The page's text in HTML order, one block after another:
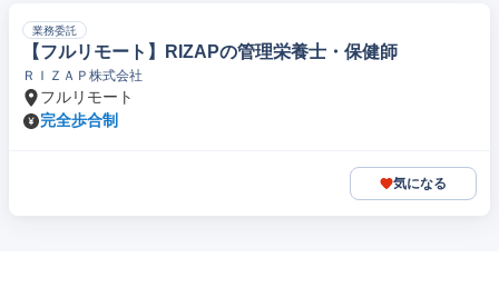
業務委託
【フルリモート】RIZAPの管理栄養士・保健師
ＲＩＺＡＰ株式会社
フルリモート
完全歩合制
気になる